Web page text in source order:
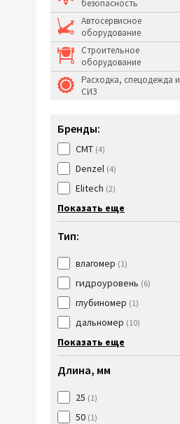
безопасность
Автосервисное
оборудование
Строительное
оборудование
Расходка, спецодежда и
СИЗ
Бренды:
CMT (4)
Denzel (4)
Elitech (2)
Показать еще
Тип:
влагомер (1)
гидроуровень (6)
глубиномер (1)
дальномер (10)
Показать еще
Длина, мм
25 (1)
50 (1)